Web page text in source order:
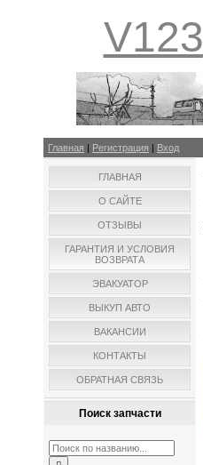
V123
Главная | Регистрация | Вход
ГЛАВНАЯ
О САЙТЕ
ОТЗЫВЫ
ГАРАНТИЯ И УСЛОВИЯ
ВОЗВРАТА
ЭВАКУАТОР
ВЫКУП АВТО
ВАКАНСИИ
КОНТАКТЫ
ОБРАТНАЯ СВЯЗЬ
Поиск запчасти